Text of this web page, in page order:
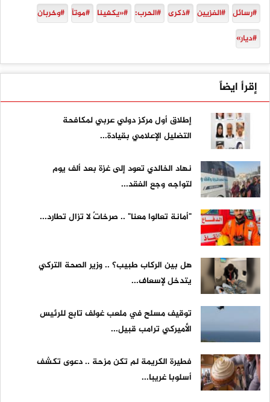
#رسائل #الغزيين #ذكرى #الحرب: #«يكفينا #موتاً #وخربان
#ديار»
إقرأ ايضاً
إطلاق أول مركز دولي عربي لمكافحة
التضليل الإعلامي بقيادة...
نهاد الخالدي تعود إلى غزة بعد ألف يوم
لتواجه وجع الفقد...
"أمانة تعالوا معنا" .. صرخاتٌ لا تزال تطارد...
هل بين الركاب طبيب؟ .. وزير الصحة التركي
يتدخل لإسعاف...
توقيف مسلح في ملعب غولف تابع للرئيس
الأميركي ترامب قبيل...
فطيرة الكريمة لم تكن مزحة .. دعوى تكشف
أسلوبا غريبا...